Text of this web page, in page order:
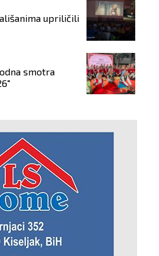
upriličili
smotra